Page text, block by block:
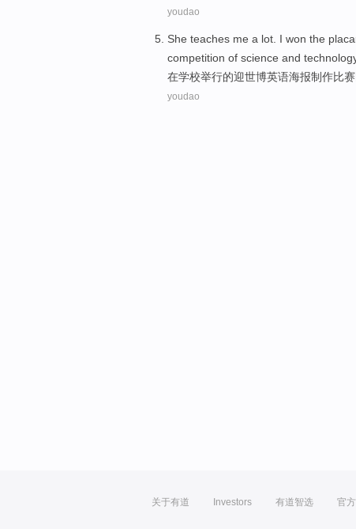
youdao
She teaches me a lot. I won the
competition of science and
在学校举行的迎世博英语海报制作比赛
youdao
关于有道 Investors 有道智选 官